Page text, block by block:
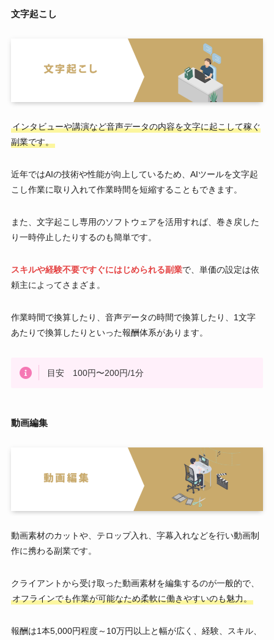
文字起こし
インタビューや講演など音声データの内容を文字に起こして稼ぐ
副業です。
近年ではAIの技術や性能が向上しているため、AIツールを文字起
こし作業に取り入れて作業時間を短縮することもできます。
また、文字起こし専用のソフトウェアを活用すれば、巻き戻した
り一時停止したりするのも簡単です。
スキルや経験不要ですぐにはじめられる副業で、単価の設定は依
頼主によってさまざま。
作業時間で換算したり、音声データの時間で換算したり、1文字
あたりで換算したりといった報酬体系があります。
目安 100円〜200円/1分
動画編集
動画素材のカットや、テロップ入れ、字幕入れなどを行い動画制
作に携わる副業です。
クライアントから受け取った動画素材を編集するのが一般的で、
オフラインでも作業が可能なため柔軟に働きやすいのも魅力。
報酬は1本5,000円程度～10万円以上と幅が広く、経験、スキル、